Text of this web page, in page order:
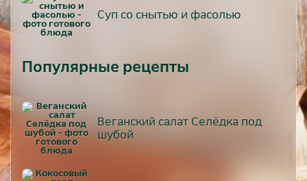
Суп со снытью и фасолью
Популярные рецепты
Веганский салат Селёдка под
шубой